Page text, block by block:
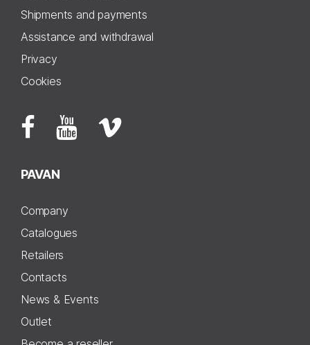
Shipments and payments
Assistance and withdrawal
Privacy
Cookies
PAVAN
Company
Catalogues
Retailers
Contacts
News & Events
Outlet